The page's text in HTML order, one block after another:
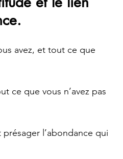
avez, et tout ce que
ce que vous n’avez pas
l’abondance qui